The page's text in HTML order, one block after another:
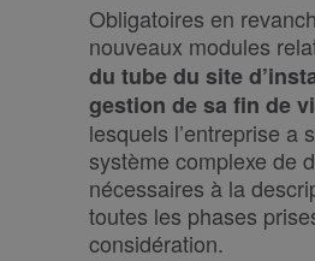
Obligatoires en
nouveaux modules
du tube du site
gestion de sa fin de
lesquels l’entreprise a
système complexe de
nécessaires à la
toutes les phases
considération.